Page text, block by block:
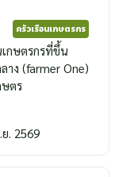
ครัวเรือนเกษตรกร
กษตรกรที่ขึ้น
าง (farmer One)
ษตร
. 2569